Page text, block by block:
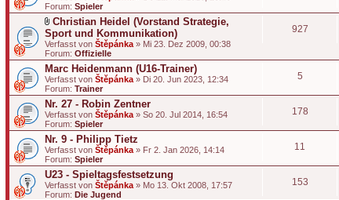
Forum: Spieler
D
a
t
e
i
a
n
h
a
n
g
Christian Heidel (Vorstand Strategie,
Sport und Kommunikation)
Verfasst von Štěpánka » Mi 23. Dez 2009, 00:38
Forum: Offizielle
927
Marc Heidenmann (U16-Trainer)
Verfasst von Štěpánka » Di 20. Jun 2023, 12:34
Forum: Trainer
5
Nr. 27 - Robin Zentner
Verfasst von Štěpánka » So 20. Jul 2014, 16:54
Forum: Spieler
178
Nr. 9 - Philipp Tietz
Verfasst von Štěpánka » Fr 2. Jan 2026, 14:14
Forum: Spieler
11
U23 - Spieltagsfestsetzung
Verfasst von Štěpánka » Mo 13. Okt 2008, 17:57
Forum: Die Jugend
153